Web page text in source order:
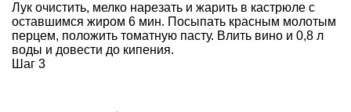
Лук очистить, мелко нарезать и жарить в кастрюле с
оставшимся жиром 6 мин. Посыпать красным молотым
перцем, положить томатную пасту. Влить вино и 0,8 л
воды и довести до кипения.
Шаг 3